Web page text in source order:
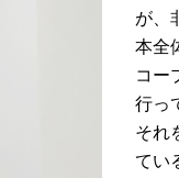
が、
本全
コー
行っ
それ
てい